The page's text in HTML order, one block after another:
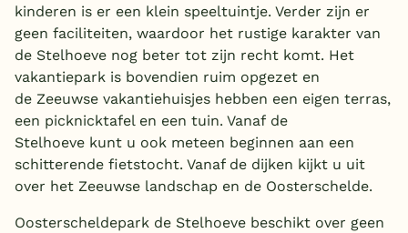
kinderen is er een klein speeltuintje. Verder zijn er
geen faciliteiten, waardoor het rustige karakter van
de Stelhoeve nog beter tot zijn recht komt. Het
vakantiepark is bovendien ruim opgezet en
de Zeeuwse vakantiehuisjes hebben een eigen terras,
een picknicktafel en een tuin. Vanaf de
Stelhoeve kunt u ook meteen beginnen aan een
schitterende fietstocht. Vanaf de dijken kijkt u uit
over het Zeeuwse landschap en de Oosterschelde.
Oosterscheldepark de Stelhoeve beschikt over geen